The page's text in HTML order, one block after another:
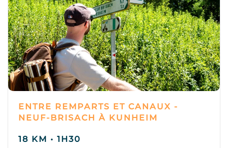
ENTRE REMPARTS ET CANAUX -
NEUF-BRISACH À KUNHEIM
18 KM • 1H30